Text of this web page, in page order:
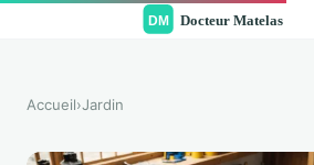
Accueil›Jardin